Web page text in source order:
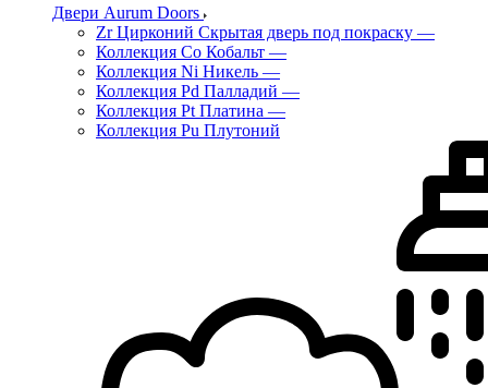
Двери Aurum Doors
Zr Цирконий Скрытая дверь под покраску —
Коллекция Co Кобальт —
Коллекция Ni Никель —
Коллекция Pd Палладий —
Коллекция Pt Платина —
Коллекция Pu Плутоний